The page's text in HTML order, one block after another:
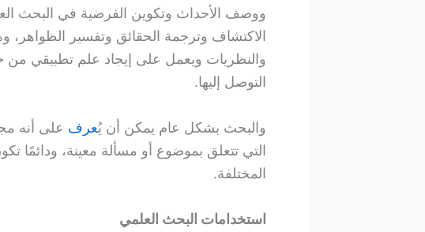
ووصف الأحداث وتكوين الفرضية في البحث
الاكتشاف وترجمة الحقائق وتفسير الظواهر،
والنظريات ويعمل على إيجاد علم تطبيقي من
التوصل إليها.
والبحث بشكل عام يمكن أن يُعرف على أنه
التي تتعلق بموضوع أو مسألة معينة، ودائمًا
المختلفة.
استخدامات البحث العلمي